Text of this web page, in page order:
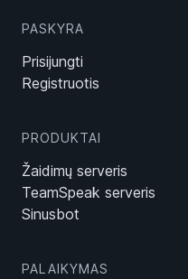
PASKYRA
Prisijungti
Registruotis
PRODUKTAI
Žaidimų serveris
TeamSpeak serveris
Sinusbot
PALAIKYMAS